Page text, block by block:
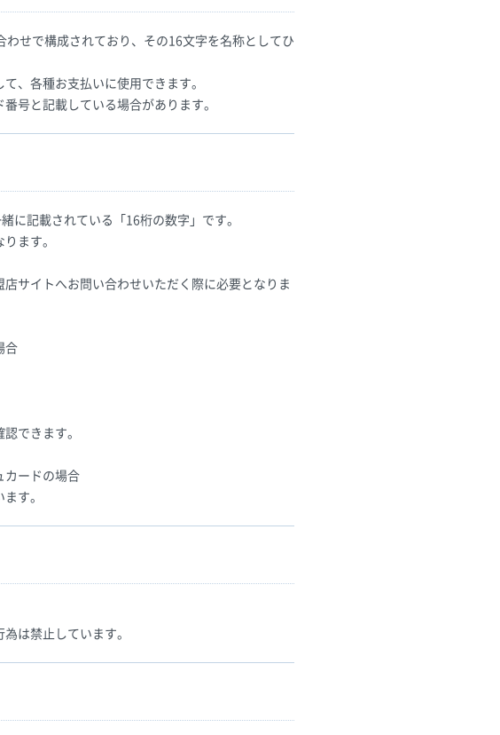
せで構成されており、その16文字を名称としてひ
、各種お支払いに使用できます。
号と記載している場合があります。
に記載されている「16桁の数字」です。
ます。
サイトへお問い合わせいただく際に必要となりま
合
認できます。
カードの場合
す。
は禁止しています。